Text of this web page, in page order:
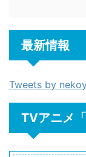
最新情報
Tweets by
TVアニメ